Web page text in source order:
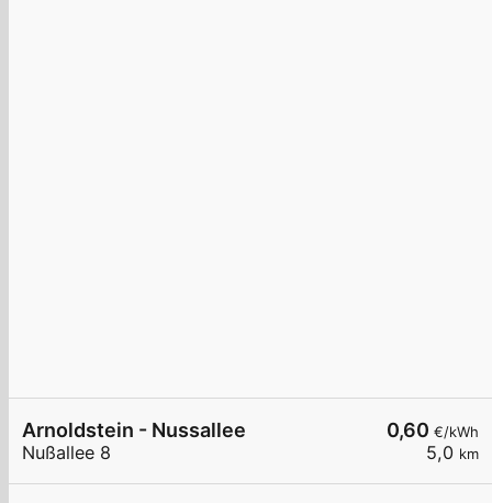
0,60 €/kWh
5,0 km
Arnoldstein - Nussallee
Nußallee 8